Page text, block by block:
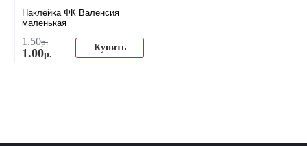
Наклейка ФК Валенсия
маленькая
1.50р.
1.00р.
Купить